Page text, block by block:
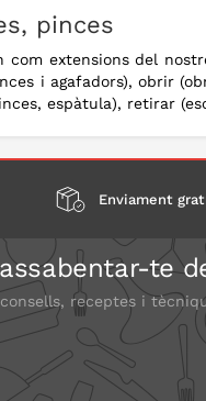
pinces
extensions del
i agafadors), obrir
espàtula), retirar
Enviament
te
receptes i